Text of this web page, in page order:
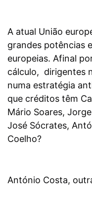
A atual União
grandes potências
europeias. Afinal
cálculo, dirigentes
numa estratégia
que créditos têm
Mário Soares,
José Sócrates,
Coelho?
António Costa,